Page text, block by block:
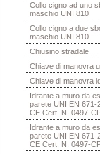
Collo cigno ad uno
maschio UNI 810
Collo cigno a due
maschio UNI 810
Chiusino stradale
Chiave di manovra
Chiave di manovra
Idrante a muro da
parete UNI EN 671-
CE Cert. N. 0497-
Idrante a muro da
parete UNI EN 671-
CE Cert. N. 0497-